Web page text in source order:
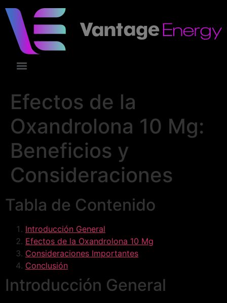
Efectos de la
Oxandrolona 10 Mg:
Beneficios y
Consideraciones
Tabla de Contenido
Introducción General
Efectos de la Oxandrolona 10 Mg
Consideraciones Importantes
Conclusión
Introducción General